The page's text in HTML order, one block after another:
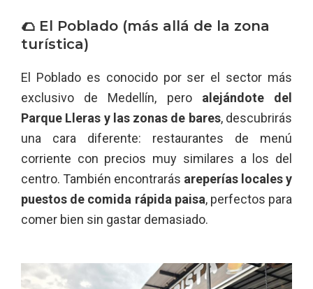
🌮 El Poblado (más allá de la zona
turística)
El Poblado es conocido por ser el sector más
exclusivo de Medellín, pero alejándote del
Parque Lleras y las zonas de bares, descubrirás
una cara diferente: restaurantes de menú
corriente con precios muy similares a los del
centro. También encontrarás areperías locales y
puestos de comida rápida paisa, perfectos para
comer bien sin gastar demasiado.